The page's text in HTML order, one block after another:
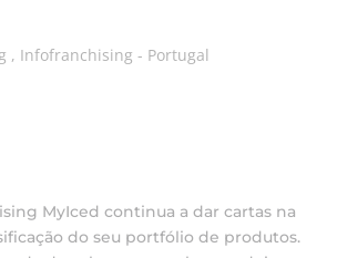
, Infofranchising - Portugal
MyIced continua a dar cartas na
do seu portfólio de produtos.